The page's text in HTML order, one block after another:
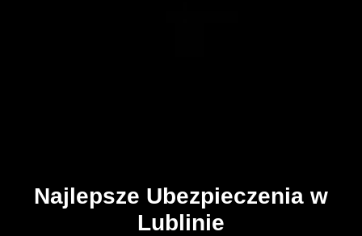
Najlepsze Ubezpieczenia w
Lublinie